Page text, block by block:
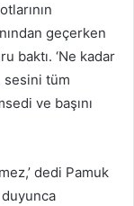
geçerken
baktı. ‘Ne kadar
sesini tüm
ve başını
dedi Pamuk